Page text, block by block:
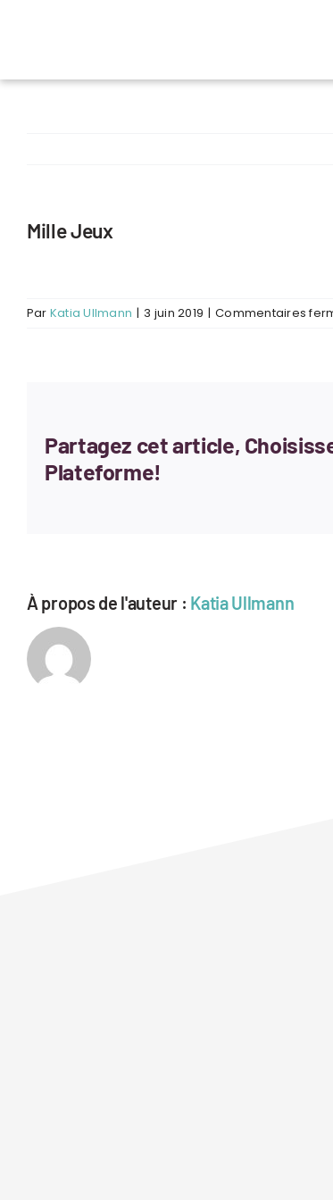
Mille Jeux
Par Katia Ullmann | 3 juin 2019 | Commentaires
Partagez cet article,
Plateforme!
À propos de l'auteur : Katia Ullmann